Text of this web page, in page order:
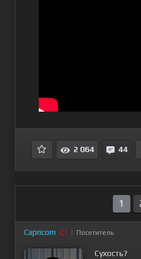
2 064 44
1
Capricorn Посетитель
Сухость?